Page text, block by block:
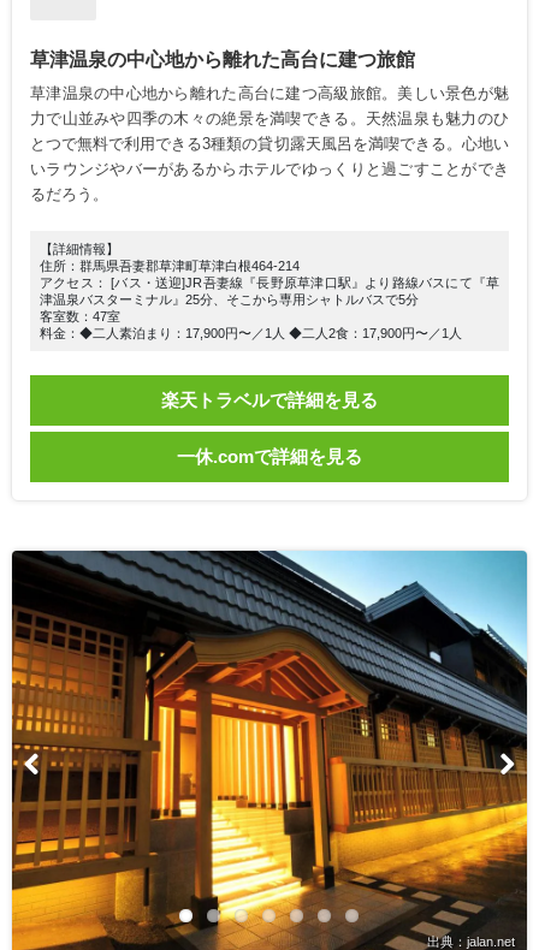
草津温泉の中心地から離れた高台に建つ旅館
草津温泉の中心地から離れた高台に建つ高級旅館。美しい景色が魅
力で山並みや四季の木々の絶景を満喫できる。天然温泉も魅力のひ
とつで無料で利用できる3種類の貸切露天風呂を満喫できる。心地い
いラウンジやバーがあるからホテルでゆっくりと過ごすことができ
るだろう。
【詳細情報】
住所：群馬県吾妻郡草津町草津白根464-214
アクセス： [バス・送迎]JR吾妻線『長野原草津口駅』より路線バスにて『草
津温泉バスターミナル』25分、そこから専用シャトルバスで5分
客室数：47室
料金：◆二人素泊まり：17,900円〜／1人 ◆二人2食：17,900円〜／1人
楽天トラベルで詳細を見る
一休.comで詳細を見る
出典：jalan.net